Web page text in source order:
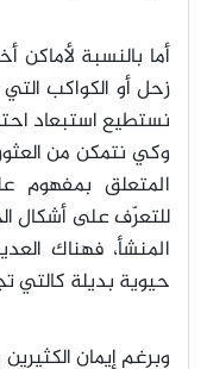
أما بالنسبة لأماكن
زحل أو الكواكب
نستطيع استبعاد
وكي نتمكن من
المتعلق بمفهوم
للتعرّف على أشكال
المنشأ، فهناك
حيوية بديلة
وبرغم إيمان